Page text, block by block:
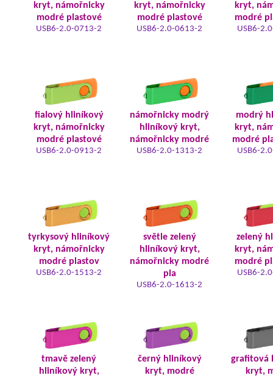
kryt, námořnicky
modré plastové
USB6-2.0-0713-2
kryt, námořnicky
modré plastové
USB6-2.0-0613-2
kryt,
modré
USB6-
fialový hliníkový
kryt, námořnicky
modré plastové
USB6-2.0-0913-2
námořnicky modrý
hliníkový kryt,
námořnicky modré
USB6-2.0-1313-2
modrý
kryt,
modré
USB6-
tyrkysový hliníkový
kryt, námořnicky
modré plastov
USB6-2.0-1513-2
světle zelený
hliníkový kryt,
námořnicky modré
pla
USB6-2.0-1613-2
zelený
kryt,
modré
USB6-
tmavě zelený
hliníkový kryt,
černý hliníkový
kryt, modré
grafitová
kryt,